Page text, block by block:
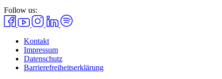
Follow us:
Kontakt
Impressum
Datenschutz
Barrierefreiheitserklärung